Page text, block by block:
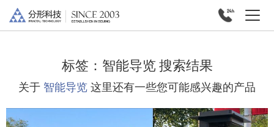
标签： 智能导览 搜索结果
关于 智能导览 这里还有一些您可能感兴趣的产品